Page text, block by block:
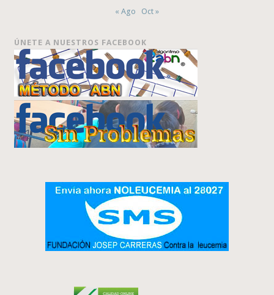
« Ago Oct »
ÚNETE A NUESTROS FACEBOOK